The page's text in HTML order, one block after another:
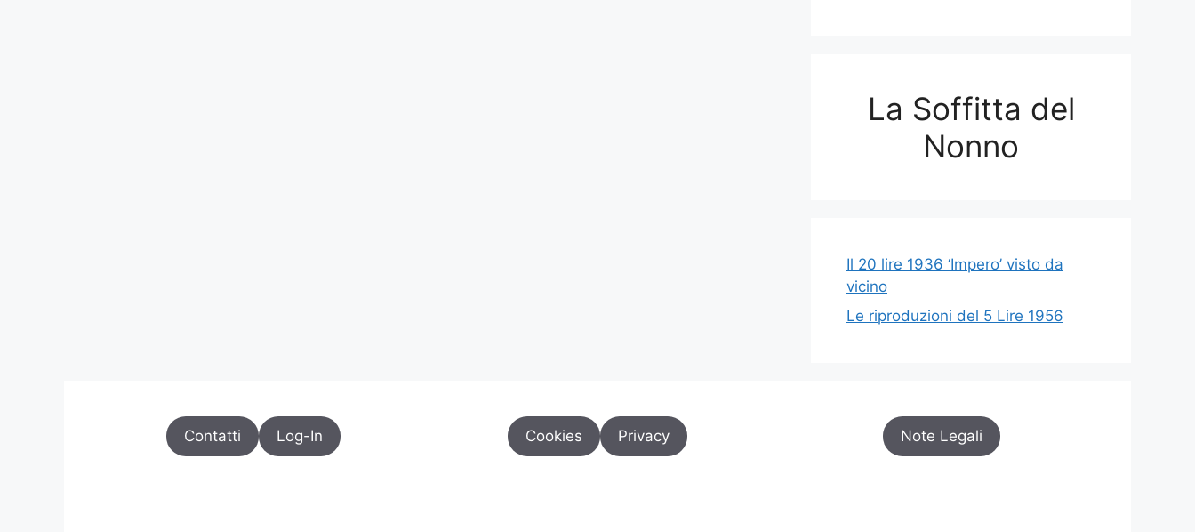
La Soffitta del
Nonno
Il 20 lire 1936 ‘Impero’ visto da
vicino
Le riproduzioni del 5 Lire 1956
Contatti Log-In Cookies Privacy Note Legali